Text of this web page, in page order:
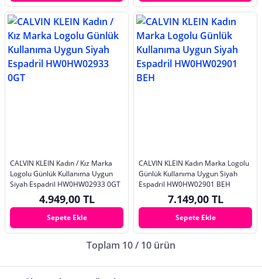
CALVIN KLEIN Kadın / Kız Marka
Logolu Günlük Kullanıma Uygun
Siyah Espadril HW0HW02933 0GT
4.949,00 TL
Sepete Ekle
CALVIN KLEIN Kadın Marka Logolu
Günlük Kullanıma Uygun Siyah
Espadril HW0HW02901 BEH
7.149,00 TL
Sepete Ekle
Toplam 10 / 10 ürün